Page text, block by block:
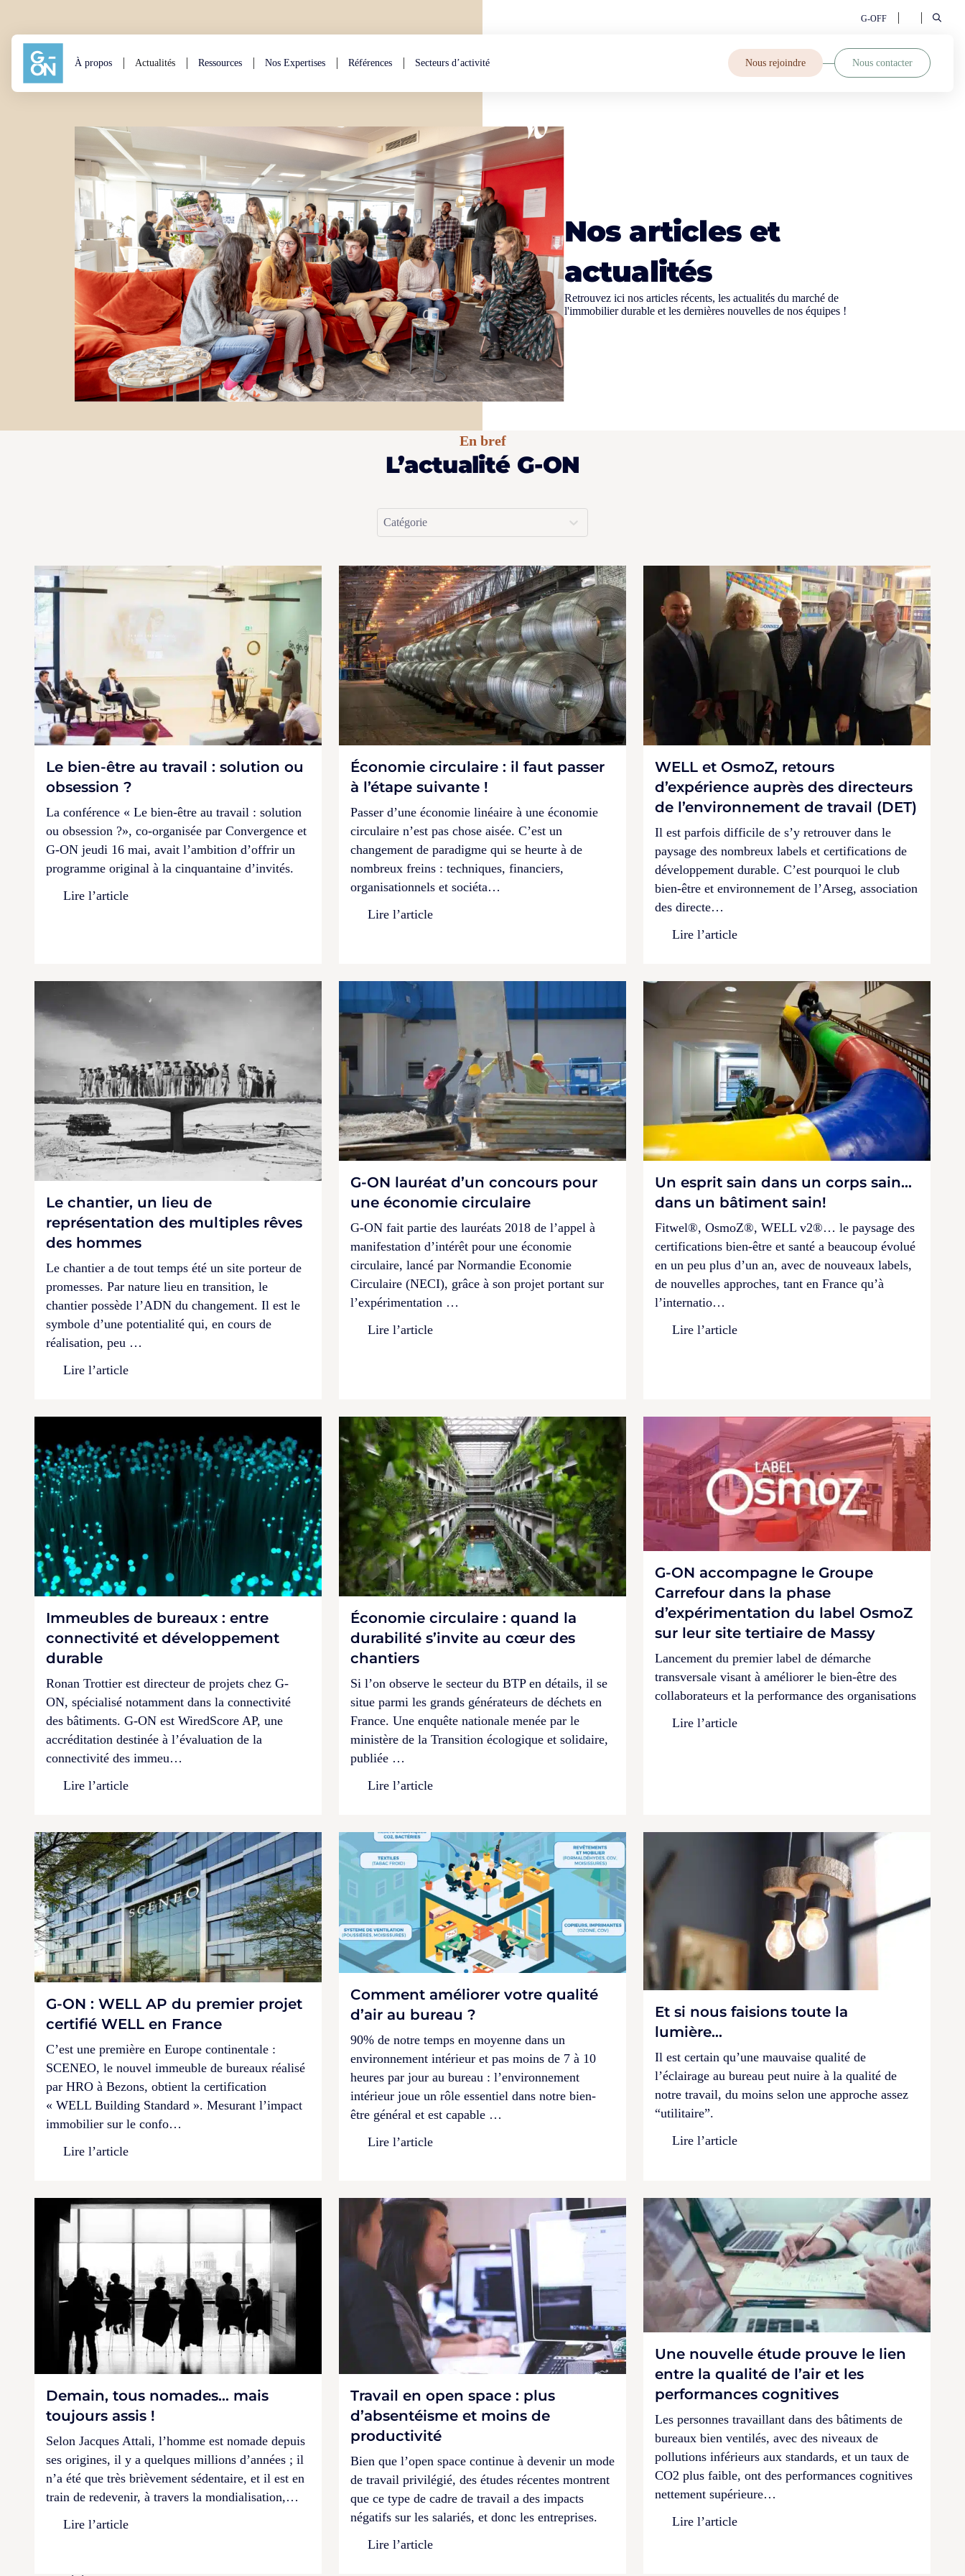
À propos Actualités Ressources Nos Expertises Références Secteurs d’activité Nous rejoindre Nous contacter
G-OFF
Nos articles et
actualités
Retrouvez ici nos articles récents, les actualités du marché de
l'immobilier durable et les dernières nouvelles de nos équipes !
En bref
L’actualité G-ON
Actualités > Catégorie
Le bien-être au travail : solution ou
obsession ?
La conférence « Le bien-être au travail : solution
ou obsession ?», co-organisée par Convergence et
G-ON jeudi 16 mai, avait l’ambition d’offrir un
programme original à la cinquantaine d’invités.
Lire l’article
Économie circulaire : il faut passer
à l’étape suivante !
Passer d’une économie linéaire à une économie
circulaire n’est pas chose aisée. C’est un
changement de paradigme qui se heurte à de
nombreux freins : techniques, financiers,
organisationnels et sociéta…
Lire l’article
WELL et OsmoZ, retours
d’expérience auprès des directeurs
de l’environnement de travail (DET)
Il est parfois difficile de s’y retrouver dans le
paysage des nombreux labels et certifications de
développement durable. C’est pourquoi le club
bien-être et environnement de l’Arseg, association
des directe…
Lire l’article
Le chantier, un lieu de
représentation des multiples rêves
des hommes
Le chantier a de tout temps été un site porteur de
promesses. Par nature lieu en transition, le
chantier possède l’ADN du changement. Il est le
symbole d’une potentialité qui, en cours de
réalisation, peu …
Lire l’article
G-ON lauréat d’un concours pour
une économie circulaire
G-ON fait partie des lauréats 2018 de l’appel à
manifestation d’intérêt pour une économie
circulaire, lancé par Normandie Economie
Circulaire (NECI), grâce à son projet portant sur
l’expérimentation …
Lire l’article
Un esprit sain dans un corps sain…
dans un bâtiment sain!
Fitwel®, OsmoZ®, WELL v2®… le paysage des
certifications bien-être et santé a beaucoup évolué
en un peu plus d’un an, avec de nouveaux labels,
de nouvelles approches, tant en France qu’à
l’internatio…
Lire l’article
Immeubles de bureaux : entre
connectivité et développement
durable
Ronan Trottier est directeur de projets chez G-
ON, spécialisé notamment dans la connectivité
des bâtiments. G-ON est WiredScore AP, une
accréditation destinée à l’évaluation de la
connectivité des immeu…
Lire l’article
Économie circulaire : quand la
durabilité s’invite au cœur des
chantiers
Si l’on observe le secteur du BTP en détails, il se
situe parmi les grands générateurs de déchets en
France. Une enquête nationale menée par le
ministère de la Transition écologique et solidaire,
publiée …
Lire l’article
G-ON accompagne le Groupe
Carrefour dans la phase
d’expérimentation du label OsmoZ
sur leur site tertiaire de Massy
Lancement du premier label de démarche
transversale visant à améliorer le bien-être des
collaborateurs et la performance des organisations
Lire l’article
G-ON : WELL AP du premier projet
certifié WELL en France
C’est une première en Europe continentale :
SCENEO, le nouvel immeuble de bureaux réalisé
par HRO à Bezons, obtient la certification
« WELL Building Standard ». Mesurant l’impact
immobilier sur le confo…
Lire l’article
Comment améliorer votre qualité
d’air au bureau ?
90% de notre temps en moyenne dans un
environnement intérieur et pas moins de 7 à 10
heures par jour au bureau : l’environnement
intérieur joue un rôle essentiel dans notre bien-
être général et est capable …
Lire l’article
Et si nous faisions toute la
lumière…
Il est certain qu’une mauvaise qualité de
l’éclairage au bureau peut nuire à la qualité de
notre travail, du moins selon une approche assez
“utilitaire”.
Lire l’article
Demain, tous nomades… mais
toujours assis !
Selon Jacques Attali, l’homme est nomade depuis
ses origines, il y a quelques millions d’années ; il
n’a été que très brièvement sédentaire, et il est en
train de redevenir, à travers la mondialisation,…
Lire l’article
Travail en open space : plus
d’absentéisme et moins de
productivité
Bien que l’open space continue à devenir un mode
de travail privilégié, des études récentes montrent
que ce type de cadre de travail a des impacts
négatifs sur les salariés, et donc les entreprises.
Lire l’article
Une nouvelle étude prouve le lien
entre la qualité de l’air et les
performances cognitives
Les personnes travaillant dans des bâtiments de
bureaux bien ventilés, avec des niveaux de
pollutions inférieurs aux standards, et un taux de
CO2 plus faible, ont des performances cognitives
nettement supérieure…
Lire l’article